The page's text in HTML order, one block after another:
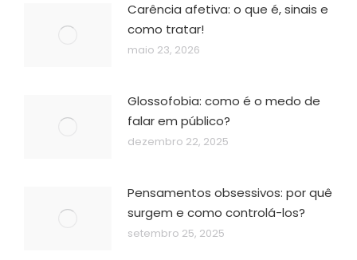
Carência afetiva: o que é, sinais e
como tratar!
maio 23, 2026
Glossofobia: como é o medo de
falar em público?
dezembro 22, 2025
Pensamentos obsessivos: por quê
surgem e como controlá-los?
setembro 25, 2025